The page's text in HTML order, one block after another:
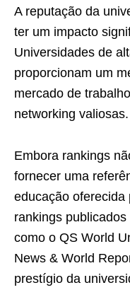
A reputação da
ter um impacto
Universidades de
proporcionam um
mercado de
networking valiosas.
Embora rankings
fornecer uma
educação oferecida
rankings
como o QS World
News & World
prestígio da